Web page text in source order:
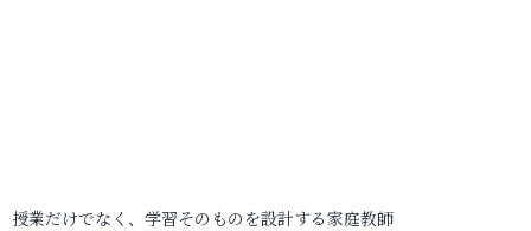
授業だけでなく、学習そのものを設計する家庭教師